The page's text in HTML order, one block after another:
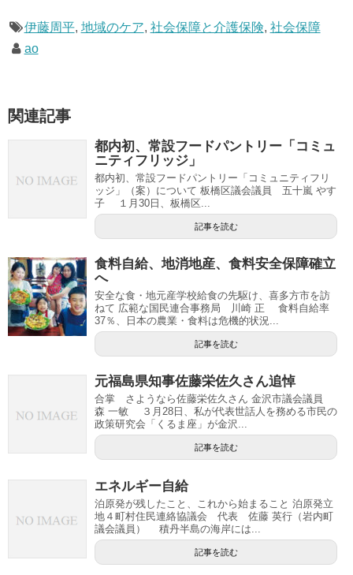
伊藤周平, 地域のケア, 社会保障と介護保険, 社会保障
ao
関連記事
都内初、常設フードパントリー「コミュ
ニティフリッジ」
都内初、常設フードパントリー「コミュニティフリ
ッジ」（案）について 板橋区議会議員 五十嵐 やす
子 １月30日、板橋区...
記事を読む
食料自給、地消地産、食料安全保障確立
へ
安全な食・地元産学校給食の先駆け、喜多方市を訪
ねて 広範な国民連合事務局 川崎 正 食料自給率
37％、日本の農業・食料は危機的状況...
記事を読む
元福島県知事佐藤栄佐久さん追悼
合掌 さようなら佐藤栄佐久さん 金沢市議会議員
森 一敏 ３月28日、私が代表世話人を務める市民の
政策研究会「くるま座」が金沢...
記事を読む
エネルギー自給
泊原発が残したこと、これから始まること 泊原発立
地４町村住民連絡協議会 代表 佐藤 英行（岩内町
議会議員） 積丹半島の海岸には...
記事を読む